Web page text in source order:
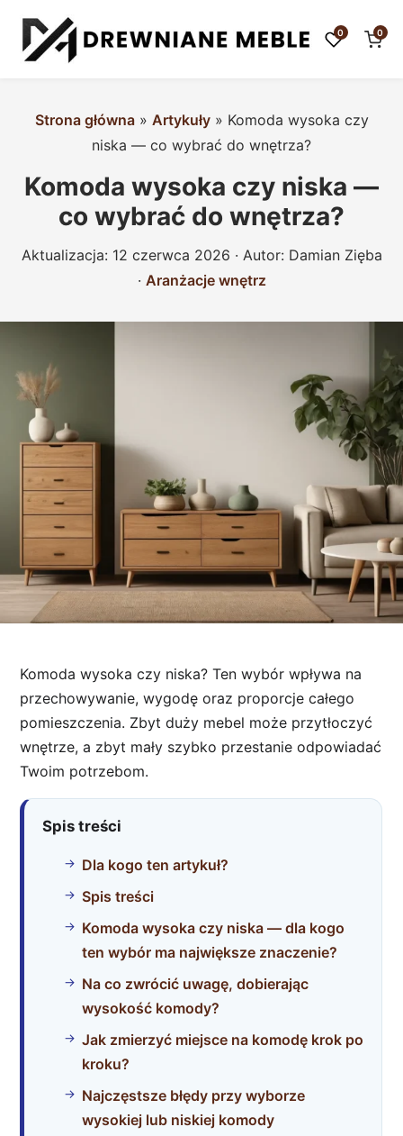
0 0
Strona główna» Artykuły» Komoda wysoka czy
niska — co wybrać do wnętrza?
Komoda wysoka czy niska —
co wybrać do wnętrza?
Aktualizacja: 12 czerwca 2026 · Autor: Damian Zięba
· Aranżacje wnętrz
Komoda wysoka czy niska? Ten wybór wpływa na
przechowywanie, wygodę oraz proporcje całego
pomieszczenia. Zbyt duży mebel może przytłoczyć
wnętrze, a zbyt mały szybko przestanie odpowiadać
Twoim potrzebom.
Spis treści
Dla kogo ten artykuł?
Spis treści
Komoda wysoka czy niska — dla kogo
ten wybór ma największe znaczenie?
Na co zwrócić uwagę, dobierając
wysokość komody?
Jak zmierzyć miejsce na komodę krok po
kroku?
Najczęstsze błędy przy wyborze
wysokiej lub niskiej komody